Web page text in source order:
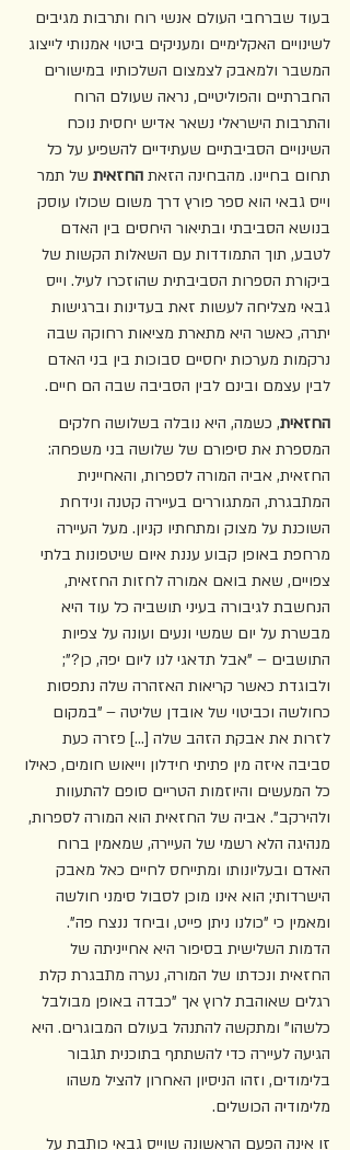
בעוד שברחבי העולם אנשי רוח ותרבות מגיבים
לשינויים האקלימיים ומעניקים ביטוי אמנותי לייצוג
המשבר ולמאבק לצמצום השלכותיו במישורים
החברתיים והפוליטיים, נראה שעולם הרוח
והתרבות הישראלי נשאר אדיש יחסית נוכח
השינויים הסביבתיים שעתידיים להשפיע על כל
תחום בחיינו. מהבחינה הזאת החזאית של תמר
וייס גבאי הוא ספר פורץ דרך משום שכולו עוסק
בנושא הסביבתי ובתיאור היחסים בין האדם
לטבע, תוך התמודדות עם השאלות הקשות של
ביקורת הספרות הסביבתית שהוזכרו לעיל. וייס
גבאי מצליחה לעשות זאת בעדינות וברגישות
יתרה, כאשר היא מתארת מציאות רחוקה שבה
נרקמות מערכות יחסיים סבוכות בין בני האדם
לבין עצמם ובינם לבין הסביבה שבה הם חיים.
החזאית, כשמה, היא נובלה בשלושה חלקים
המספרת את סיפורם של שלושה בני משפחה:
החזאית, אביה המורה לספרות, והאחיינית
המתבגרת, המתגוררים בעיירה קטנה ונידחת
השוכנת על מצוק ומתחתיו קניון. מעל העיירה
מרחפת באופן קבוע עננת איום שיטפונות בלתי
צפויים, שאת בואם אמורה לחזות החזאית,
הנחשבת לגיבורה בעיני תושביה כל עוד היא
מבשרת על יום שמשי ונעים ועונה על צפיות
התושבים – "אבל תדאגי לנו ליום יפה, כן?";
ולבוגדת כאשר קריאות האזהרה שלה נתפסות
כחולשה וכביטוי של אובדן שליטה – "במקום
לזרות את אבקת הזהב שלה [...] פזרה כעת
סביבה איזה מין פתיתי חידלון וייאוש חומים, כאילו
כל המעשים והיוזמות הטריים סופם להתעוות
ולהירקב". אביה של החזאית הוא המורה לספרות,
מנהיגה הלא רשמי של העיירה, שמאמין ברוח
האדם ובעליונותו ומתייחס לחיים כאל מאבק
הישרדותי; הוא אינו מוכן לסבול סימני חולשה
ומאמין כי "כולנו ניתן פייט, וביחד ננצח פה".
הדמות השלישית בסיפור היא אחייניתה של
החזאית ונכדתו של המורה, נערה מתבגרת קלת
רגלים שאוהבת לרוץ אך "כבדה באופן מבולבל
כלשהו" ומתקשה להתנהל בעולם המבוגרים. היא
הגיעה לעיירה כדי להשתתף בתוכנית תגבור
בלימודים, וזהו הניסיון האחרון להציל משהו
מלימודיה הכושלים.
זו אינה הפעם הראשונה שוייס גבאי כותבת על